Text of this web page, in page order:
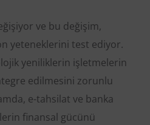
ve bu değişim,
yeteneklerini test ediyor.
yeniliklerin işletmelerin
edilmesini zorunlu
e-tahsilat ve banka
finansal gücünü